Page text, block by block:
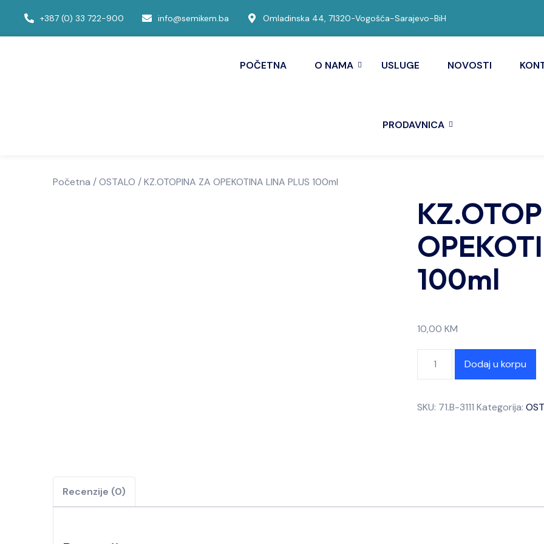
+387 (0) 33 722-900 info@semikem.ba Omladinska 44, 71320-Vogošća-Sarajevo-BiH
POČETNA O NAMA USLUGE NOVOSTI
PRODAVNICA
Početna /OSTALO / KZ.OTOPINA ZA OPEKOTINA LINA PLUS 100ml
100ml
10,00 KM
Dodaj u korpu
SKU: 71.B-3111 Kategorija:
Recenzije (0)